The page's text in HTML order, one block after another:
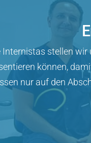
Internistas stellen wir
können,
nur auf den